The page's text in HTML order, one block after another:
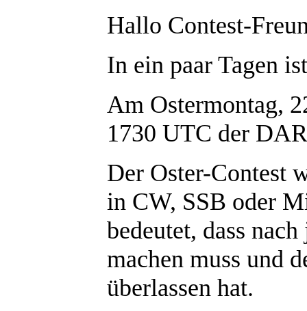
Hallo Contest-
In ein paar Tagen
Am Ostermontag,
1730 UTC der
Der Oster-Contest
in CW, SSB oder
bedeutet, dass
machen muss und
überlassen hat.